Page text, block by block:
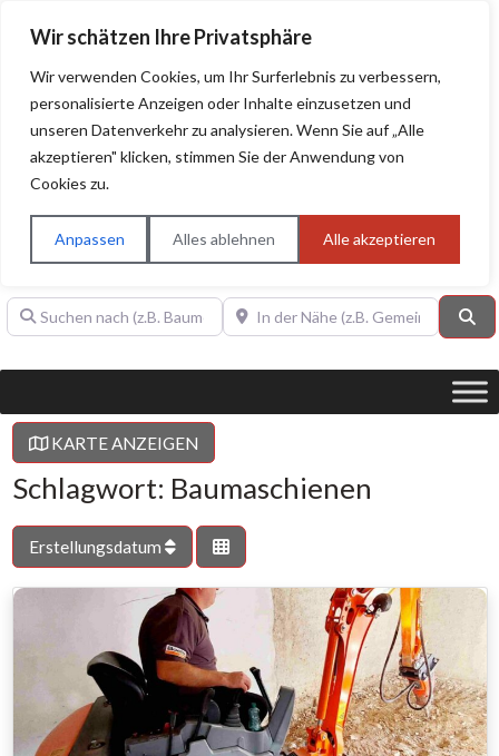
Wir schätzen Ihre Privatsphäre
Wir verwenden Cookies, um Ihr Surferlebnis zu verbessern,
personalisierte Anzeigen oder Inhalte einzusetzen und
unseren Datenverkehr zu analysieren. Wenn Sie auf „Alle
akzeptieren" klicken, stimmen Sie der Anwendung von
Cookies zu.
Anpassen Alles ablehnen Alle akzeptieren
BAUHERRENHILFE.orgQualitätssiegel!
Sie finden hier nur Qualitätsbetriebe, die mit dem DIAMANT,
PLATIN, GOLD, SILBER, ANWÄRTER "Bauherrenhilfe.org-
Qualitätssiegel" ausgezeichnet sind.
Suchen nach (z.B. Baumeister oder Dachdecker)In der Nähe (z.B. Gemeinde Baden)
KARTE ANZEIGEN
Schlagwort: Baumaschienen
Erstellungsdatum